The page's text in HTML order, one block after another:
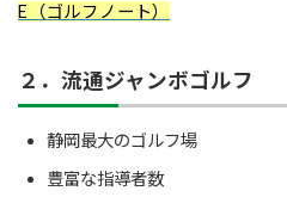
E（ゴルフノート）
２．流通ジャンボゴルフ
静岡最大のゴルフ場
豊富な指導者数